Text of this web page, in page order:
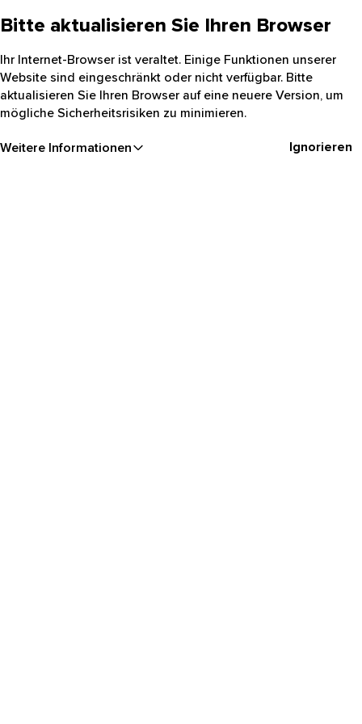
Bitte aktualisieren Sie Ihren Browser
Ihr Internet-Browser ist veraltet. Einige Funktionen unserer
Website sind eingeschränkt oder nicht verfügbar. Bitte
aktualisieren Sie Ihren Browser auf eine neuere Version, um
mögliche Sicherheitsrisiken zu minimieren.
Weitere Informationen Ignorieren